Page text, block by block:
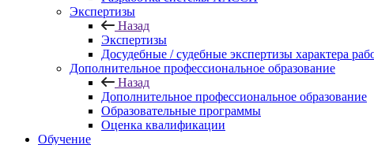
Экспертизы
Назад
Экспертизы
Досудебные / судебные экспертизы характера
Дополнительное профессиональное образование
Назад
Дополнительное профессиональное образование
Образовательные программы
Оценка квалификации
Обучение